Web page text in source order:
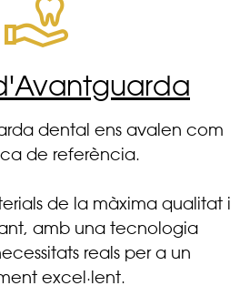
dental ens avalen com
de referència.
de la màxima qualitat i
amb una tecnologia
reals per a un
excel·lent.